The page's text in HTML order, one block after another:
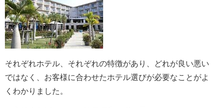
それぞれホテル、それぞれの特徴があり、どれが良い悪い
ではなく、お客様に合わせたホテル選びが必要なことがよ
くわかりました。